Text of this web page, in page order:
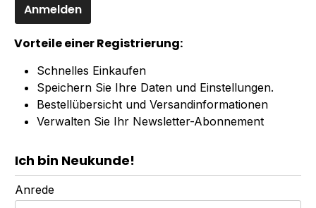
Anmelden
Vorteile einer Registrierung:
Schnelles Einkaufen
Speichern Sie Ihre Daten und Einstellungen.
Bestellübersicht und Versandinformationen
Verwalten Sie Ihr Newsletter-Abonnement
Ich bin Neukunde!
Persönliche Informationen
Anrede